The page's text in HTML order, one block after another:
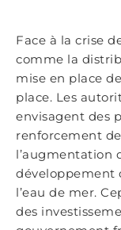
Face à la crise
comme la
mise en place
place. Les
envisagent des
renforcement
l’augmentation
développement
l’eau de mer.
des